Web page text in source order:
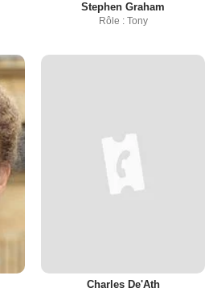
Stephen Graham
Rôle : Tony
Charles De'Ath